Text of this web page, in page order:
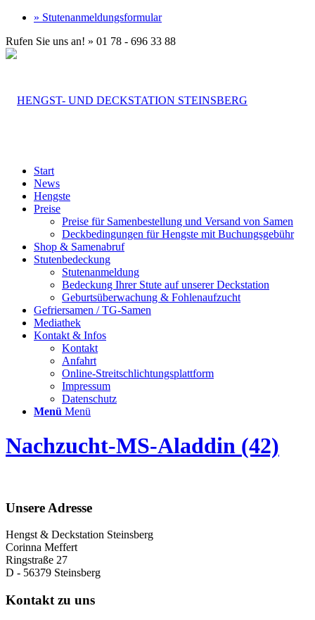
» Stutenanmeldungsformular
Rufen Sie uns an! » 01 78 - 696 33 88
Start
News
Hengste
Preise
Preise für Samenbestellung und Versand von Samen
Deckbedingungen für Hengste mit Buchungsgebühr
Shop & Samenabruf
Stutenbedeckung
Stutenanmeldung
Bedeckung Ihrer Stute auf unserer Deckstation
Geburtsüberwachung & Fohlenaufzucht
Gefriersamen / TG-Samen
Mediathek
Kontakt & Infos
Kontakt
Anfahrt
Online-Streitschlichtungsplattform
Impressum
Datenschutz
Menü Menü
Nachzucht-MS-Aladdin (42)
Unsere Adresse
Hengst & Deckstation Steinsberg
Corinna Meffert
Ringstraße 27
D - 56379 Steinsberg
Kontakt zu uns